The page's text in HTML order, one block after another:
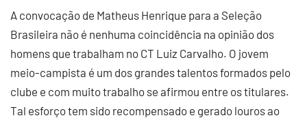
A convocação de Matheus Henrique para a Seleção
Brasileira não é nenhuma coincidência na opinião dos
homens que trabalham no CT Luiz Carvalho. O jovem
meio-campista é um dos grandes talentos formados pelo
clube e com muito trabalho se afirmou entre os titulares.
Tal esforço tem sido recompensado e gerado louros ao